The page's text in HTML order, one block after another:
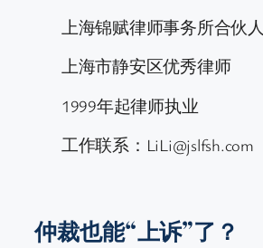
上海锦赋律师事务所合伙人
上海市静安区优秀律师
1999年起律师执业
工作联系：LiLi@jslfsh.com
仲裁也能“上诉”了？